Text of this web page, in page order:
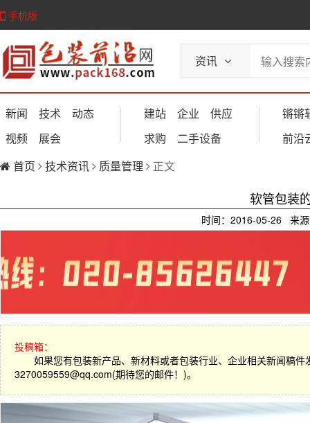
手机版
资讯
新闻 技术
动态
视频
展会
建站 企业
供应
求购
二手设备
锵锵
前沿
首页
技术资讯 质量管理 正文
软管包装
时间：2016-05-26 来
投稿箱：
如果您有包装新产品、新材料或者包装行业、企业相关新闻稿
3270059559@qq.com(期待您的邮件！)。